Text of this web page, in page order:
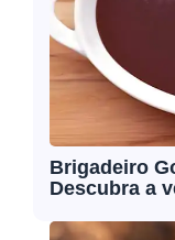
Brigadeiro
Descubra a